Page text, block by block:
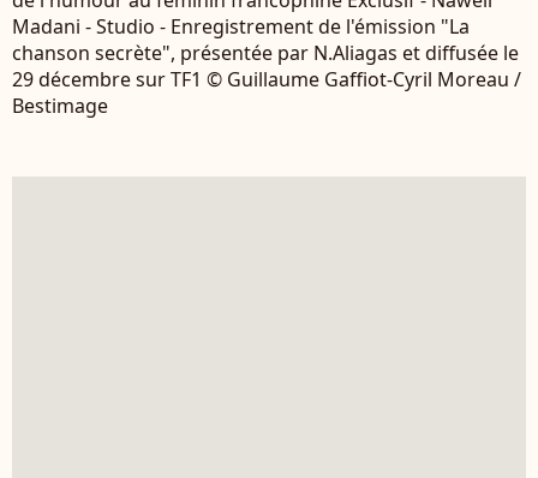
Madani - Studio - Enregistrement de l'émission "La
chanson secrète", présentée par N.Aliagas et diffusée le
29 décembre sur TF1 © Guillaume Gaffiot-Cyril Moreau /
Bestimage